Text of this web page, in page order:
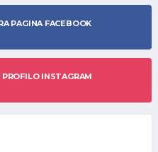
PAGINA FACEBOOK
INSTAGRAM